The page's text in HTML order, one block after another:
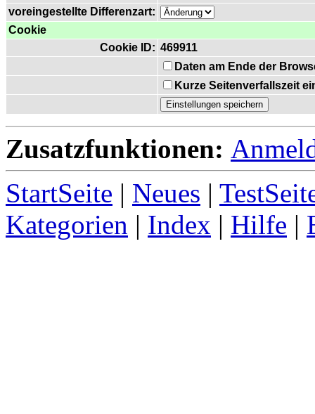
voreingestellte Differenzart:
Cookie
Cookie ID: 469911
Daten am Ende der
Kurze Seitenverfallszeit
Zusatzfunktionen:
StartSeite | Neues |
Kategorien | Index | Hilfe |